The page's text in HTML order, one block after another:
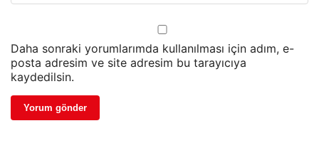
Daha sonraki yorumlarımda kullanılması için adım, e-
posta adresim ve site adresim bu tarayıcıya
kaydedilsin.